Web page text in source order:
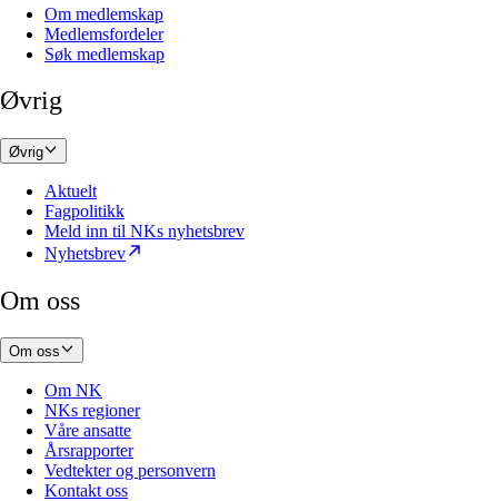
Om medlemskap
Medlemsfordeler
Søk medlemskap
Øvrig
Øvrig
Aktuelt
Fagpolitikk
Meld inn til NKs nyhetsbrev
Nyhetsbrev
Om oss
Om oss
Om NK
NKs regioner
Våre ansatte
Årsrapporter
Vedtekter og personvern
Kontakt oss